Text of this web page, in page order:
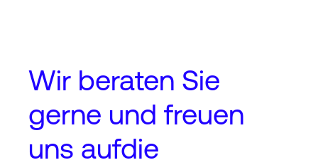
Wir beraten Sie
gerne und freuen
uns aufdie